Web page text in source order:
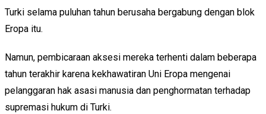
Turki selama puluhan tahun berusaha bergabung dengan blok
Eropa itu.
Namun, pembicaraan aksesi mereka terhenti dalam beberapa
tahun terakhir karena kekhawatiran Uni Eropa mengenai
pelanggaran hak asasi manusia dan penghormatan terhadap
supremasi hukum di Turki.